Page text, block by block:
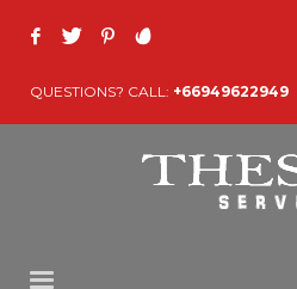
QUESTIONS? CALL: +66949622949